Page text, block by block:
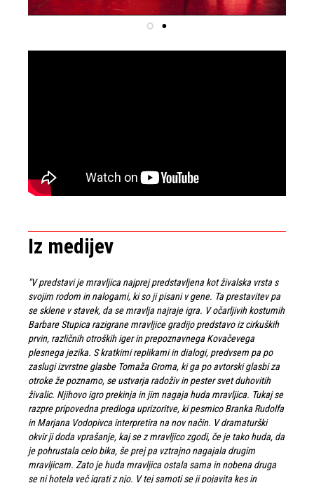
Iz medijev
"V predstavi je mravljica najprej predstavljena kot živalska vrsta s
svojim rodom in nalogami, ki so ji pisani v gene. Ta prestavitev pa
se sklene v stavek, da se mravlja najraje igra. V očarljivih kostumih
Barbare Stupica razigrane mravljice gradijo predstavo iz cirkuških
prvin, različnih otroških iger in prepoznavnega Kovačevega
plesnega jezika. S kratkimi replikami in dialogi, predvsem pa po
zaslugi izvrstne glasbe Tomaža Groma, ki ga po avtorski glasbi za
otroke že poznamo, se ustvarja radoživ in pester svet duhovitih
živalic. Njihovo igro prekinja in jim nagaja huda mravljica. Tukaj se
razpre pripovedna predloga uprizoritve, ki pesmico Branka Rudolfa
in Marjana Vodopivca interpretira na nov način. V dramaturški
okvir ji doda vprašanje, kaj se z mravljico zgodi, če je tako huda, da
je pohrustala celo bika, še prej pa vztrajno nagajala drugim
mravljicam. Zato je huda mravljica ostala sama in nobena druga
se ni hotela več igrati z njo. V tej samoti se ji pojavita kes in